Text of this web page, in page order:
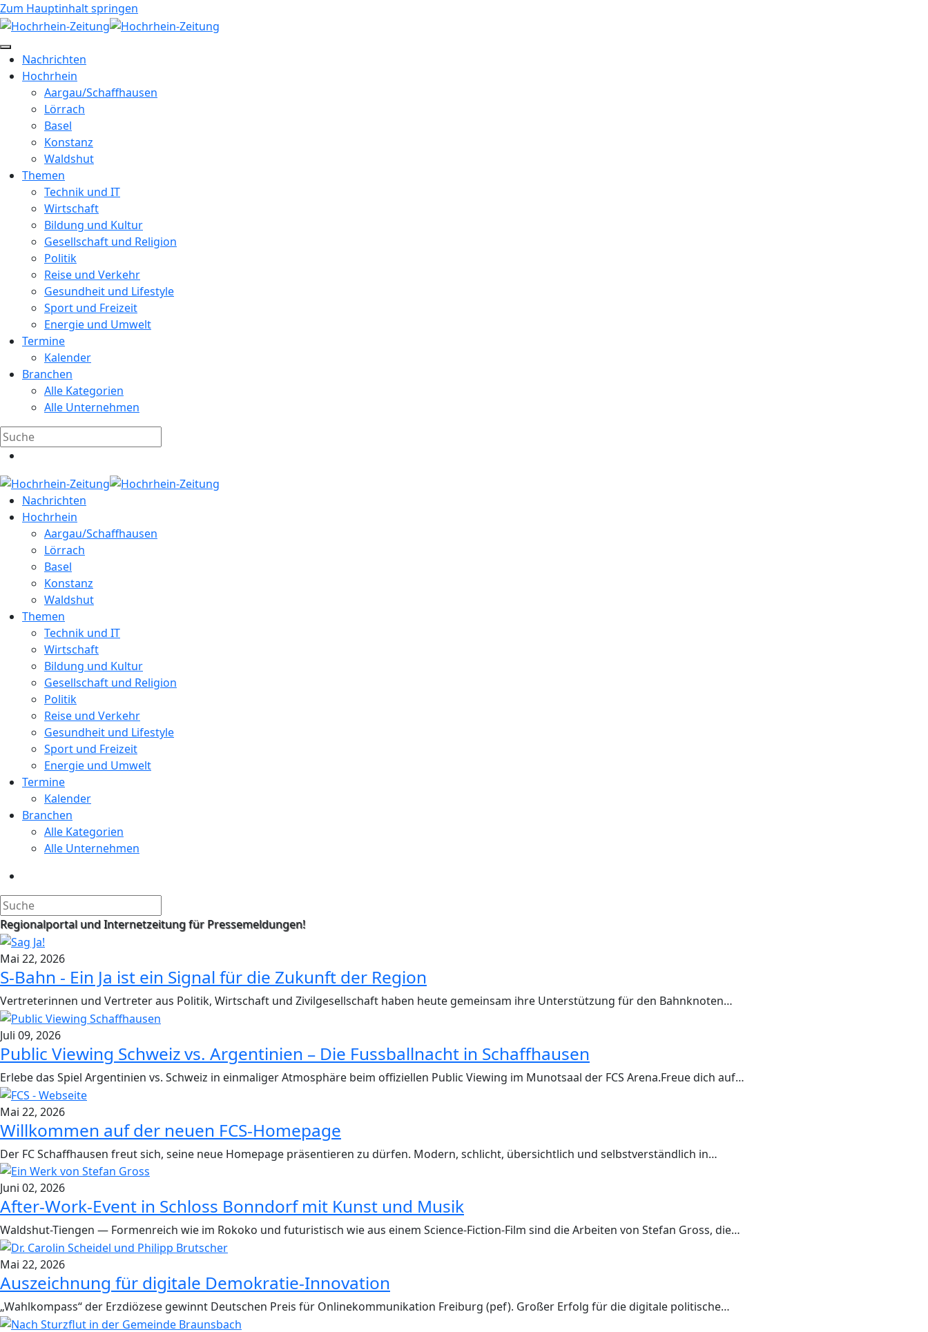
Zum Hauptinhalt springen
Nachrichten
Hochrhein
Aargau/Schaffhausen
Lörrach
Basel
Konstanz
Waldshut
Themen
Technik und IT
Wirtschaft
Bildung und Kultur
Gesellschaft und Religion
Politik
Reise und Verkehr
Gesundheit und Lifestyle
Sport und Freizeit
Energie und Umwelt
Termine
Kalender
Branchen
Alle Kategorien
Alle Unternehmen
Nachrichten
Hochrhein
Aargau/Schaffhausen
Lörrach
Basel
Konstanz
Waldshut
Themen
Technik und IT
Wirtschaft
Bildung und Kultur
Gesellschaft und Religion
Politik
Reise und Verkehr
Gesundheit und Lifestyle
Sport und Freizeit
Energie und Umwelt
Termine
Kalender
Branchen
Alle Kategorien
Alle Unternehmen
Regionalportal und Internetzeitung für Pressemeldungen!
Mai 22, 2026
S-Bahn - Ein Ja ist ein Signal für die Zukunft der Region
Vertreterinnen und Vertreter aus Politik, Wirtschaft und Zivilgesellschaft haben heute gemeinsam ihre Unterstützung für den Bahnknoten…
Juli 09, 2026
Public Viewing Schweiz vs. Argentinien – Die Fussballnacht in Schaffhausen
Erlebe das Spiel Argentinien vs. Schweiz in einmaliger Atmosphäre beim offiziellen Public Viewing im Munotsaal der FCS Arena.Freue dich auf…
Mai 22, 2026
Willkommen auf der neuen FCS-Homepage
Der FC Schaffhausen freut sich, seine neue Homepage präsentieren zu dürfen. Modern, schlicht, übersichtlich und selbstverständlich in…
Juni 02, 2026
After-Work-Event in Schloss Bonndorf mit Kunst und Musik
Waldshut-Tiengen — Formenreich wie im Rokoko und futuristisch wie aus einem Science-Fiction-Film sind die Arbeiten von Stefan Gross, die…
Mai 22, 2026
Auszeichnung für digitale Demokratie-Innovation
„Wahlkompass“ der Erzdiözese gewinnt Deutschen Preis für Onlinekommunikation Freiburg (pef). Großer Erfolg für die digitale politische…